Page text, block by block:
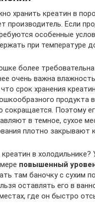
хранить креатин в
производитель. Если
особенные
при температуре
более
очень важна
срок хранения
продукта
сокращается. Поэтому
в темное, сухое
плотно закрывают
в холодильнике?
повышенный
там баночку с сухим
оставлять его в
где он быстро